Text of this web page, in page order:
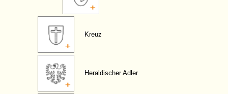
Kreuz
Heraldischer Adler